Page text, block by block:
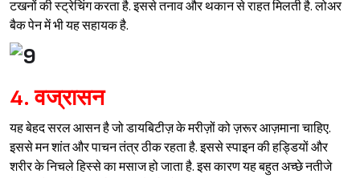
टखनों की स्ट्रेचिंग करता है. इससे तनाव और थकान से राहत मिलती है. लोअर
बैक पेन में भी यह सहायक है.
4. वज्रासन
यह बेहद सरल आसन है जो डायबिटीज़ के मरीज़ों को ज़रूर आज़माना चाहिए.
इससे मन शांत और पाचन तंत्र ठीक रहता है. इससे स्पाइन की हड्डियों और
शरीर के निचले हिस्से का मसाज हो जाता है. इस कारण यह बहुत अच्छे नतीजे